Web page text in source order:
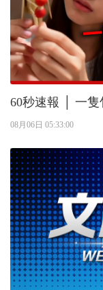
60秒速報 │ 一
08月06日 05:33:00